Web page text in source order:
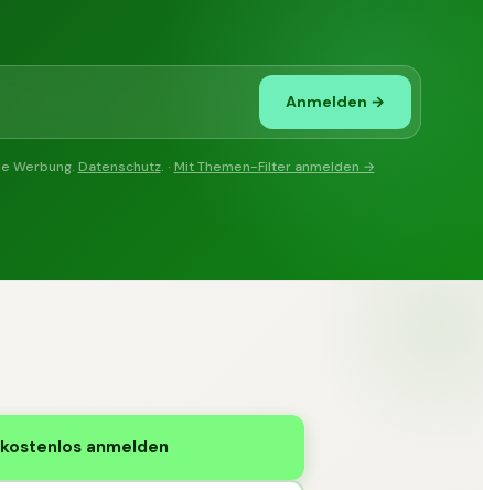
Anmelden →
Werbung. Datenschutz. · Mit Themen-Filter anmelden →
anmelden